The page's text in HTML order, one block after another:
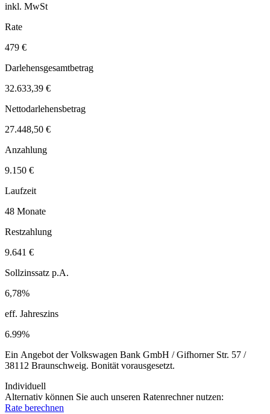
inkl. MwSt
Rate
479 €
Darlehensgesamtbetrag
32.633,39 €
Nettodarlehensbetrag
27.448,50 €
Anzahlung
9.150 €
Laufzeit
48 Monate
Restzahlung
9.641 €
Sollzinssatz p.A.
6,78%
eff. Jahreszins
6.99%
Ein Angebot der Volkswagen Bank GmbH / Gifhorner Str. 57 /
38112 Braunschweig. Bonität vorausgesetzt.
Individuell
Alternativ können Sie auch unseren Ratenrechner nutzen:
Rate berechnen